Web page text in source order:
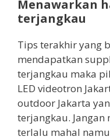
Menawarkan
terjangkau
Tips terakhir yang
mendapatkan
terjangkau maka
LED videotron
outdoor Jakarta
terjangkau.
terlalu mahal